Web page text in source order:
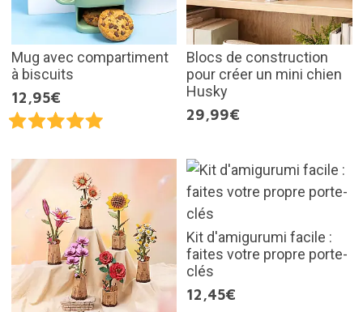
Mug avec compartiment
à biscuits
12,95€
Blocs de construction
pour créer un mini chien
Husky
29,99€
Kit d'amigurumi facile :
faites votre propre porte-
clés
12,45€